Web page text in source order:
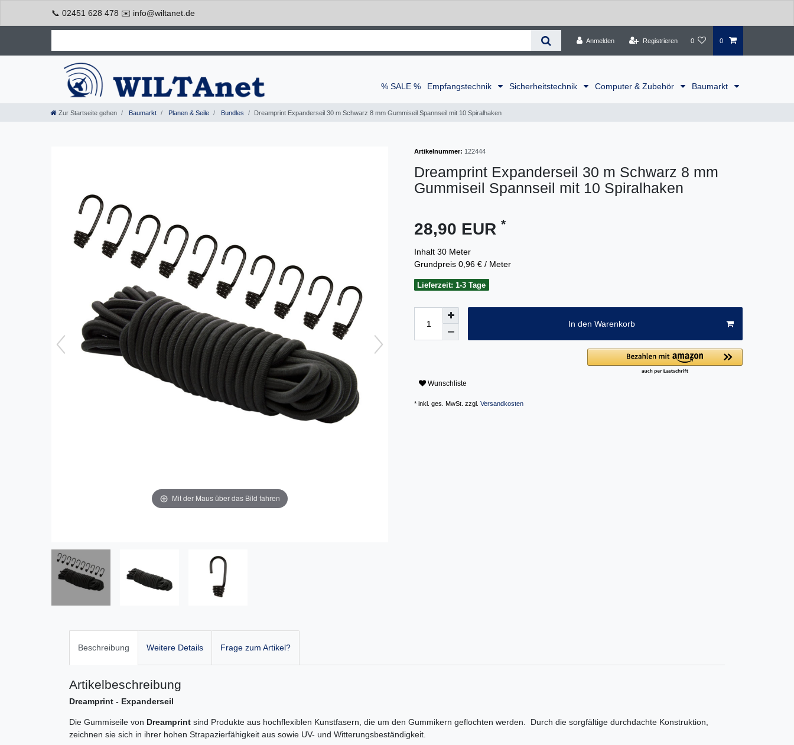
📞 02451 628 478 ✉️ info@wiltanet.de
Anmelden Registrieren 0 0
% SALE % Empfangstechnik Sicherheitstechnik Computer & Zubehör Baumarkt
Zur Startseite gehen Baumarkt Planen & Seile Bundles Dreamprint Expanderseil 30 m Schwarz 8 mm Gummiseil Spannseil mit 10 Spiralhaken
Mit der Maus über das Bild fahren
Artikelnummer: 122444
Dreamprint Expanderseil 30 m Schwarz 8 mm
Gummiseil Spannseil mit 10 Spiralhaken
28,90 EUR *
Inhalt 30 Meter
Grundpreis 0,96 € / Meter
Lieferzeit: 1-3 Tage
In den Warenkorb
Wunschliste
* inkl. ges. MwSt. zzgl. Versandkosten
Beschreibung Weitere Details Frage zum Artikel?
Artikelbeschreibung
Dreamprint - Expanderseil
Die Gummiseile von Dreamprint sind Produkte aus hochflexiblen Kunstfasern, die um den Gummikern geflochten werden. Durch die sorgfältige durchdachte Konstruktion,
zeichnen sie sich in ihrer hohen Strapazierfähigkeit aus sowie UV- und Witterungsbeständigkeit.